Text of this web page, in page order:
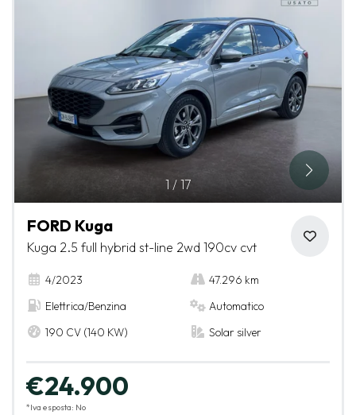
1 / 17
FORD Kuga
Kuga 2.5 full hybrid st-line 2wd 190cv cvt
4/2023
47.296 km
Elettrica/Benzina
Automatico
190 CV (140 KW)
Solar silver
€24.900
*Iva esposta: No